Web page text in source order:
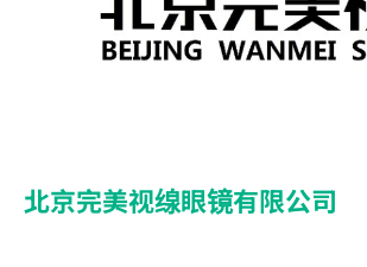
北京完美视缐眼镜有限公司